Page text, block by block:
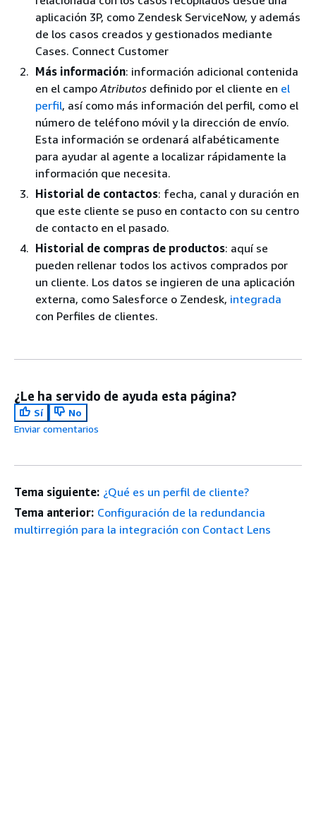
aplicación 3P, como Zendesk ServiceNow, y además
de los casos creados y gestionados mediante
Cases. Connect Customer
Más información: información adicional contenida
en el campo Atributos definido por el cliente en el
perfil, así como más información del perfil, como el
número de teléfono móvil y la dirección de envío.
Esta información se ordenará alfabéticamente
para ayudar al agente a localizar rápidamente la
información que necesita.
Historial de contactos: fecha, canal y duración en
que este cliente se puso en contacto con su centro
de contacto en el pasado.
Historial de compras de productos: aquí se
pueden rellenar todos los activos comprados por
un cliente. Los datos se ingieren de una aplicación
externa, como Salesforce o Zendesk, integrada
con Perfiles de clientes.
¿Le ha servido de ayuda esta página?
Sí
No
Enviar comentarios
Tema siguiente: ¿Qué es un perfil de cliente?
Tema anterior: Configuración de la redundancia
multirregión para la integración con Contact Lens